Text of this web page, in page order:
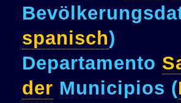
spanisch)
Departamento
der Municipios (